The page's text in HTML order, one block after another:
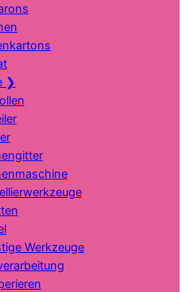
❯
Werkzeuge